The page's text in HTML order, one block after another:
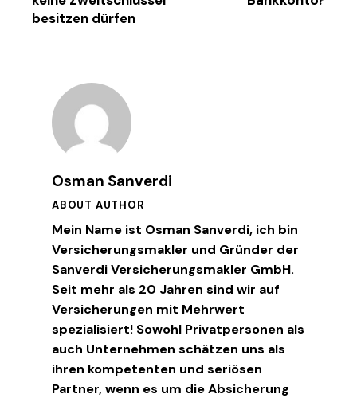
besitzen dürfen
Osman Sanverdi
ABOUT AUTHOR
Mein Name ist Osman Sanverdi, ich bin
Versicherungsmakler und Gründer der
Sanverdi Versicherungsmakler GmbH.
Seit mehr als 20 Jahren sind wir auf
Versicherungen mit Mehrwert
spezialisiert! Sowohl Privatpersonen als
auch Unternehmen schätzen uns als
ihren kompetenten und seriösen
Partner, wenn es um die Absicherung